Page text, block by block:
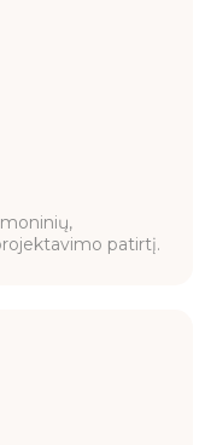
patirtį.